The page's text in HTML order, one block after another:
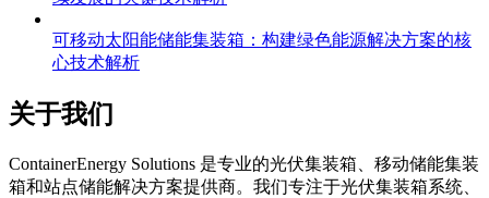
可移动太阳能储能集装箱：构建绿色能源解决方案的核
心技术解析
关于我们
ContainerEnergy Solutions 是专业的光伏集装箱、移动储能集装
箱和站点储能解决方案提供商。我们专注于光伏集装箱系统、